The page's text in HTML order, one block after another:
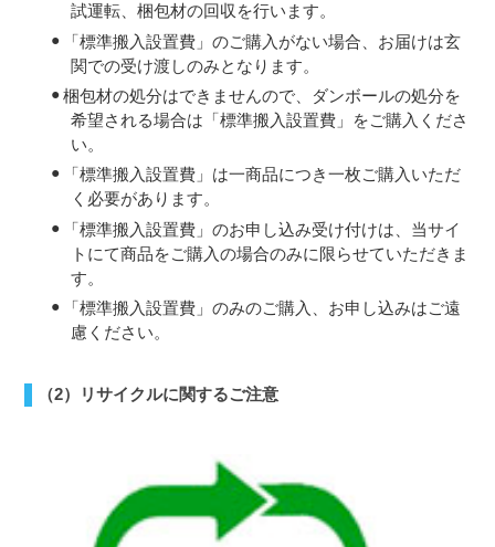
試運転、梱包材の回収を行います。
「標準搬入設置費」のご購入がない場合、お届けは玄
関での受け渡しのみとなります。
梱包材の処分はできませんので、ダンボールの処分を
希望される場合は「標準搬入設置費」をご購入くださ
い。
「標準搬入設置費」は一商品につき一枚ご購入いただ
く必要があります。
「標準搬入設置費」のお申し込み受け付けは、当サイ
トにて商品をご購入の場合のみに限らせていただきま
す。
「標準搬入設置費」のみのご購入、お申し込みはご遠
慮ください。
（2）リサイクルに関するご注意